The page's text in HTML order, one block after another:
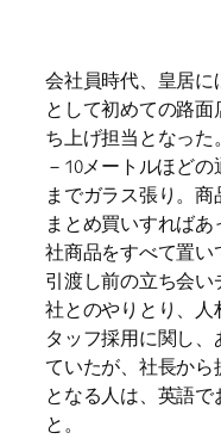
会社員時代、皇居
として初めての路
ち上げ担当となっ
－10メートルほど
までガラス張り。商
まとめ買いすれば
社商品をすべて置い
引渡し前の立ち会
社とのやりとり、
タッフ採用に関し
ていたが、社長から
となる人は、英語
と。